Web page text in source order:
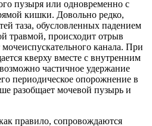
пузыря или одновременно с
кишки. Довольно редко,
таза, обусловленных падением
травмой, происходит отрыв
канала. При
кверху вместе с внутренним
частичное удержание
периодическое опорожнение в
разобщает мочевой пузырь и
правило, сопровождаются